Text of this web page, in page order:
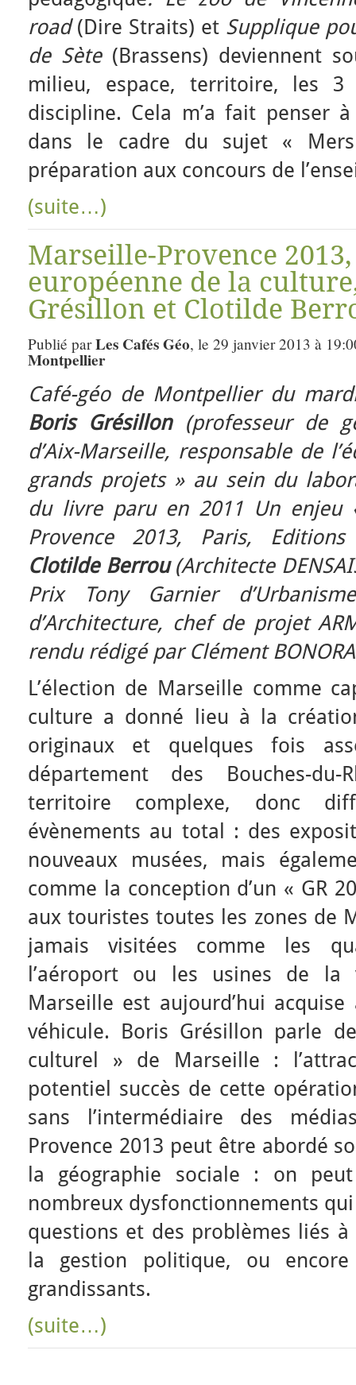
road(Dire Straits) et Supplique
de Sète(Brassens) deviennent
milieu, espace, territoire, les
discipline. Cela m’a fait penser
dans le cadre du sujet «
préparation aux concours de
(suite…)
Marseille-Provence
européenne de la
Grésillon et Clotilde
Publié parLes Cafés Géo, le 29 janvier 2013 à
Montpellier
Café-géo de Montpellier du
Boris Grésillon(professeur de
d’Aix-Marseille, responsable de
grands projets » au sein du
du livre paru en 2011 Un enjeu
Provence 2013, Paris,
Clotilde Berrou(Architecte
Prix Tony Garnier
d’Architecture, chef de projet
rendu rédigé par Clément
L’élection de Marseille comme
culture a donné lieu à la
originaux et quelques fois
département des Bouches-
territoire complexe, donc
évènements au total : des
nouveaux musées, mais
comme la conception d’un « GR
aux touristes toutes les zones de
jamais visitées comme les
l’aéroport ou les usines de
Marseille est aujourd’hui acquise
véhicule. Boris Grésillon parle
culturel » de Marseille :
potentiel succès de cette
sans l’intermédiaire des
Provence 2013 peut être abordé
la géographie sociale : on
nombreux dysfonctionnements
questions et des problèmes liés
la gestion politique, ou
grandissants.
(suite…)